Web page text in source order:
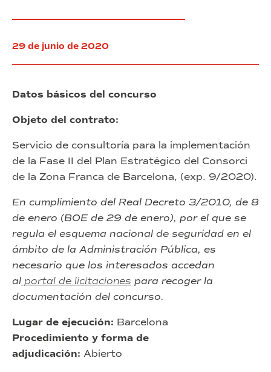
29 de junio de 2020
Datos básicos del concurso
Objeto del contrato:
Servicio de consultoría para la implementación
de la Fase II del Plan Estratégico del Consorci
de la Zona Franca de Barcelona, (exp. 9/2020).
En cumplimiento del Real Decreto 3/2010, de 8
de enero (BOE de 29 de enero), por el que se
regula el esquema nacional de seguridad en el
ámbito de la Administración Pública, es
necesario que los interesados accedan
al portal de licitaciones para recoger la
documentación del concurso.
Lugar de ejecución: Barcelona
Procedimiento y forma de
adjudicación: Abierto